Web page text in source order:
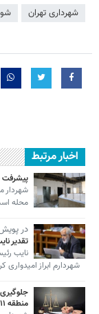
شهرداری تهران
اخبار مرتبط
پیشرفت ۸۰ درصدی احداث سرای‌محله اسماعیل‌آباد در منطقه ۱۹
محله
در
تقدیر
نایب
شهردارم ابراز امیدواری
منطقه ۱۱